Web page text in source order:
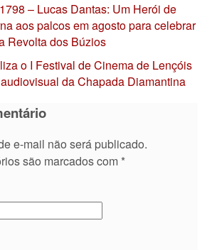
– Lucas Dantas: Um Herói de
aos palcos em agosto para celebrar
Revolta dos Búzios
o I Festival de Cinema de Lençóis
da Chapada Diamantina
e-mail não será publicado.
são marcados com *